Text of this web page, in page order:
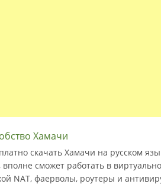
Хамачи
скачать Хамачи на русском
вполне сможет работать в
NAT, фаерволы, роутеры и